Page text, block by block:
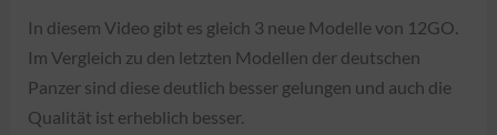
In diesem Video gibt es gleich 3 neue Modelle von 12GO.
Im Vergleich zu den letzten Modellen der deutschen
Panzer sind diese deutlich besser gelungen und auch die
Qualität ist erheblich besser.